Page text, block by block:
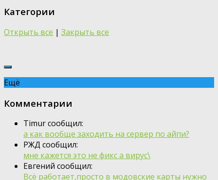
Категории
Открыть все | Закрыть все
Ещё
Комментарии
Timur сообщил:
а как вообще заходить на сервер по айпи?
РЖД сообщил:
мне кажется это не фикс а вирус\
Евгений сообщил:
Всё работает,просто в модовские карты нужно